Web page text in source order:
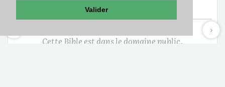
Valider
et ils sauront que je suis l’Éternel.
Cette Bible est dans le domaine public.